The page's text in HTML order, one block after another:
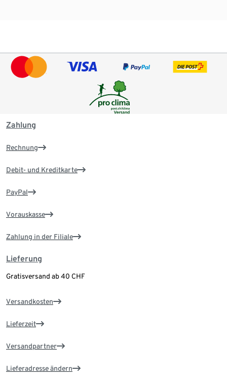
Zahlung
Rechnung
Debit- und Kreditkarte
PayPal
Vorauskasse
Zahlung in der Filiale
Lieferung
Gratisversand ab 40 CHF
Versandkosten
Lieferzeit
Versandpartner
Lieferadresse ändern